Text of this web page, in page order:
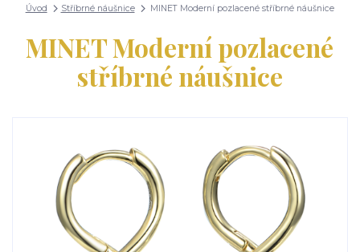
Úvod Stříbrné náušnice MINET Moderní pozlacené stříbrné náušnice
MINET Moderní pozlacené
stříbrné náušnice